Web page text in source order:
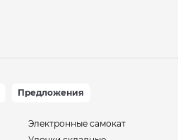
Предложения
Электронные самокат